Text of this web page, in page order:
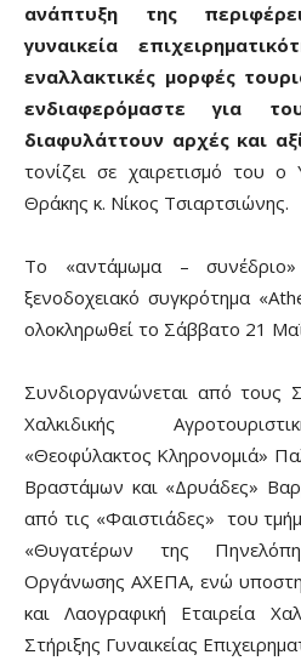
ανάπτυξη της
γυναικεία
εναλλακτικές μορφές
ενδιαφερόμαστε για
διαφυλάττουν αρχές και
τονίζει σε χαιρετισμό του
Θράκης κ. Νίκος Τσιαρτσιώνης.
Το «αντάμωμα – συνέδριο»
ξενοδοχειακό συγκρότημα
ολοκληρωθεί το Σάββατο 21
Συνδιοργανώνεται από τους
Χαλκιδικής
«Θεοφύλακτος Κληρονομιά»
Βραστάμων και «Δρυάδες»
από τις «Φαιστιάδες» του
«Θυγατέρων της
Οργάνωσης ΑΧΕΠΑ, ενώ
και Λαογραφική Εταιρεία
Στήριξης Γυναικείας